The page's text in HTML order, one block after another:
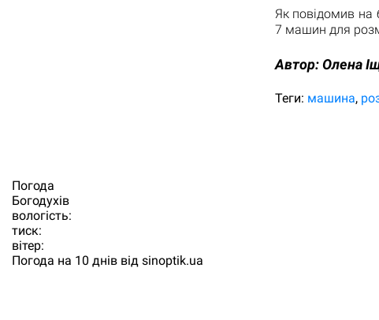
Погода
Богодухiв
вологість:
тиск:
вітер:
Погода на 10 днів від sinoptik.ua
Як повідомив на
7 машин для
Автор:Олена
Теги: машина